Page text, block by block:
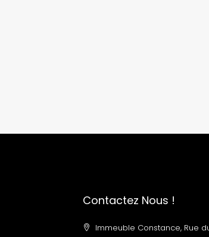
Contactez Nous !
Immeuble Constance, Rue